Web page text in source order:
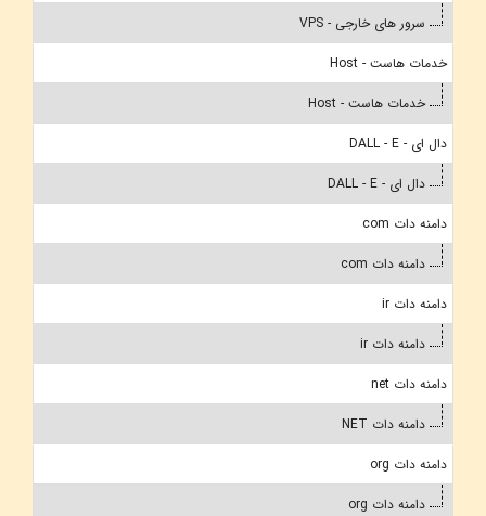
سرور های خارجی - VPS
خدمات هاست - Host
خدمات هاست - Host
دال ای - DALL - E
دال ای - DALL - E
دامنه دات com
دامنه دات com
دامنه دات ir
دامنه دات ir
دامنه دات net
دامنه دات NET
دامنه دات org
دامنه دات org